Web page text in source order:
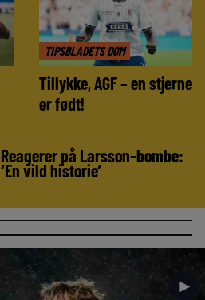
TIPSBLADETS DOM
Tillykke, AGF – en stjerne
er født!
Reagerer på Larsson-bombe:
‘En vild historie’
►